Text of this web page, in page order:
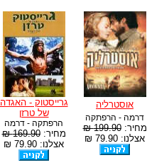
אוסטרליה
דרמה - הרפתקה
מחיר:199.90 ₪
אצלנו: 79.90 ₪
גרייסטוק - האגדה
של טרזן
הרפתקה - דרמה
מחיר:169.90 ₪
אצלנו: 79.90 ₪